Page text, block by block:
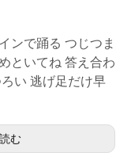
ンで踊る つじつま
といてね 答え合わ
い 逃げ足だけ早
む